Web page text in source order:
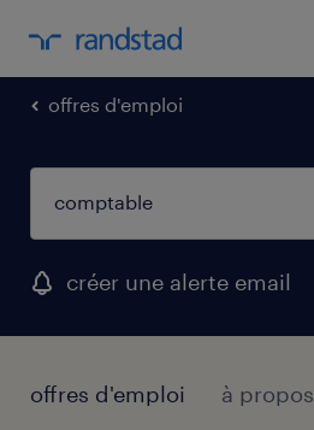
offres d'emploi
créer une alerte email
offres d'emploi à propos